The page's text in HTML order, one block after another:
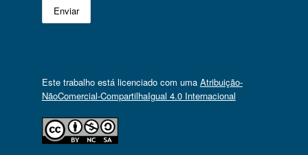
Este trabalho está licenciado com uma Atribuição-
NãoComercial-CompartilhaIgual 4.0 Internacional